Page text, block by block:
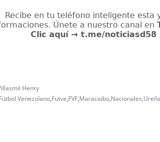
Henry
Fútbol Venezolano,Futve,FVF,Maracaibo,Nacionales,